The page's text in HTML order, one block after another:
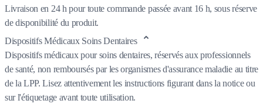
Livraison en 24 h pour toute commande passée avant 16 h, sous réserve
de disponibilité du produit.
Dispositifs Médicaux Soins Dentaires
Dispositifs médicaux pour soins dentaires, réservés aux professionnels
de santé, non remboursés par les organismes d'assurance maladie au titre
de la LPP. Lisez attentivement les instructions figurant dans la notice ou
sur l'étiquetage avant toute utilisation.